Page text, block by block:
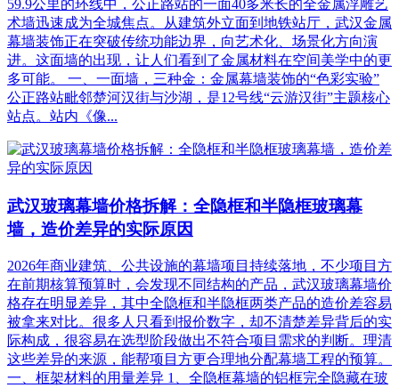
59.9公里的环线中，公正路站的一面40多米长的全金属浮雕艺
术墙迅速成为全城焦点。从建筑外立面到地铁站厅，武汉金属
幕墙装饰正在突破传统功能边界，向艺术化、场景化方向演
进。这面墙的出现，让人们看到了金属材料在空间美学中的更
多可能。 一、一面墙，三种金：金属幕墙装饰的“色彩实验”
公正路站毗邻楚河汉街与沙湖，是12号线“云游汉街”主题核心
站点。站内《像...
武汉玻璃幕墙价格拆解：全隐框和半隐框玻璃幕
墙，造价差异的实际原因
2026年商业建筑、公共设施的幕墙项目持续落地，不少项目方
在前期核算预算时，会发现不同结构的产品，武汉玻璃幕墙价
格存在明显差异，其中全隐框和半隐框两类产品的造价差容易
被拿来对比。很多人只看到报价数字，却不清楚差异背后的实
际构成，很容易在选型阶段做出不符合项目需求的判断。理清
这些差异的来源，能帮项目方更合理地分配幕墙工程的预算。
一、框架材料的用量差异 1、全隐框幕墙的铝框完全隐藏在玻